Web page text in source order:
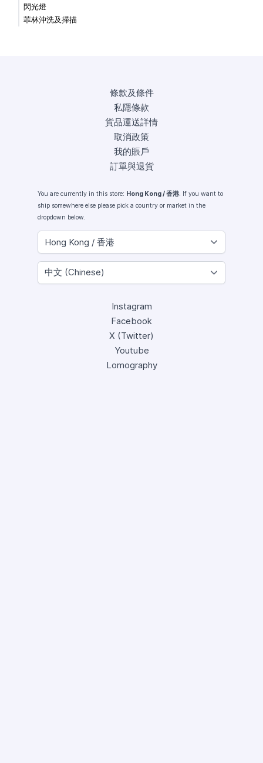
閃光燈
菲林沖洗及掃描
條款及條件
私隱條款
貨品運送詳情
取消政策
我的賬戶
訂單與退貨
You are currently in this store: Hong Kong / 香港. If you want to
ship somewhere else please pick a country or market in the
dropdown below.
Instagram
Facebook
X (Twitter)
Youtube
Lomography